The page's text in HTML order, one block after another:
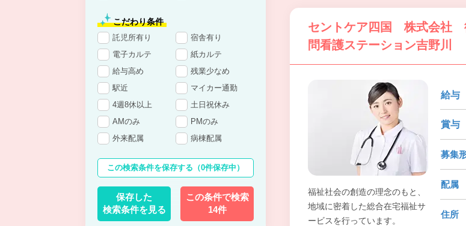
セントケア四国 株式会社
問看護ステーション吉野川
福祉社会の創造の理念のもと、
地域に密着した総合在宅福祉サ
ービスを行っています。
給与
賞与
募集
配属
住所
こだわり条件
託児所有り
宿舎有り
電子カルテ
紙カルテ
給与高め
残業少なめ
駅近
マイカー通勤
4週8休以上
土日祝休み
AMのみ
PMのみ
外来配属
病棟配属
この検索条件を保存する （0件保存中）
保存した
検索条件を見る
この条件で検索
14件